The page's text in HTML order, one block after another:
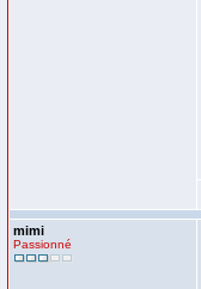
mimi
Passionné